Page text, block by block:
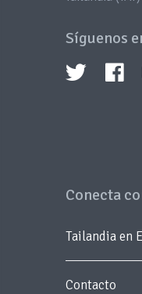
Síguenos
Conecta
Tailandia en
Contacto